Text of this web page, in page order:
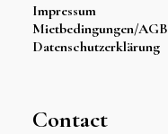
Impressum
Mietbedingungen/AGB
Datenschutzerklärung
Contact